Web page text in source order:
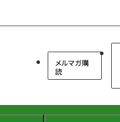
メルマガ購
読